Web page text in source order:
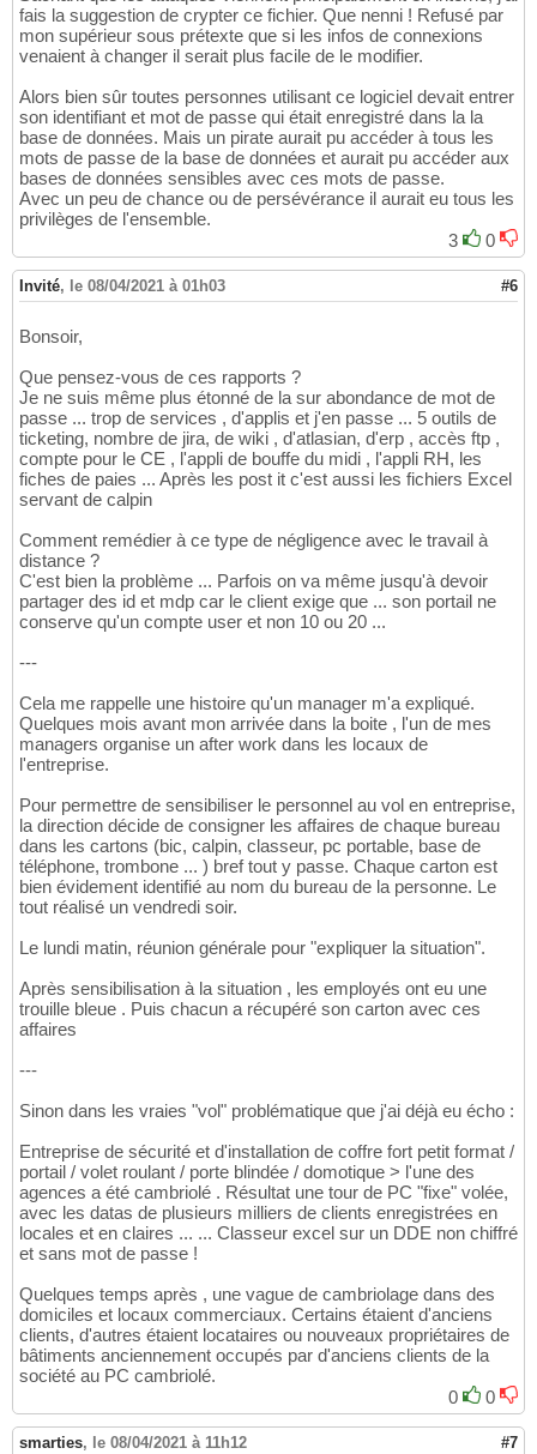
fais la suggestion de crypter ce fichier. Que nenni ! Refusé par
mon supérieur sous prétexte que si les infos de connexions
venaient à changer il serait plus facile de le modifier.
Alors bien sûr toutes personnes utilisant ce logiciel devait entrer
son identifiant et mot de passe qui était enregistré dans la la
base de données. Mais un pirate aurait pu accéder à tous les
mots de passe de la base de données et aurait pu accéder aux
bases de données sensibles avec ces mots de passe.
Avec un peu de chance ou de persévérance il aurait eu tous les
privilèges de l'ensemble.
3
0
Invité, le 08/04/2021 à 01h03 #6
Bonsoir,
Que pensez-vous de ces rapports ?
Je ne suis même plus étonné de la sur abondance de mot de
passe ... trop de services , d'applis et j'en passe ... 5 outils de
ticketing, nombre de jira, de wiki , d'atlasian, d'erp , accès ftp ,
compte pour le CE , l'appli de bouffe du midi , l'appli RH, les
fiches de paies ... Après les post it c'est aussi les fichiers Excel
servant de calpin
Comment remédier à ce type de négligence avec le travail à
distance ?
C'est bien la problème ... Parfois on va même jusqu'à devoir
partager des id et mdp car le client exige que ... son portail ne
conserve qu'un compte user et non 10 ou 20 ...
---
Cela me rappelle une histoire qu'un manager m'a expliqué.
Quelques mois avant mon arrivée dans la boite , l'un de mes
managers organise un after work dans les locaux de
l'entreprise.
Pour permettre de sensibiliser le personnel au vol en entreprise,
la direction décide de consigner les affaires de chaque bureau
dans les cartons (bic, calpin, classeur, pc portable, base de
téléphone, trombone ... ) bref tout y passe. Chaque carton est
bien évidement identifié au nom du bureau de la personne. Le
tout réalisé un vendredi soir.
Le lundi matin, réunion générale pour "expliquer la situation".
Après sensibilisation à la situation , les employés ont eu une
trouille bleue . Puis chacun a récupéré son carton avec ces
affaires
---
Sinon dans les vraies "vol" problématique que j'ai déjà eu écho :
Entreprise de sécurité et d'installation de coffre fort petit format /
portail / volet roulant / porte blindée / domotique > l'une des
agences a été cambriolé . Résultat une tour de PC "fixe" volée,
avec les datas de plusieurs milliers de clients enregistrées en
locales et en claires ... ... Classeur excel sur un DDE non chiffré
et sans mot de passe !
Quelques temps après , une vague de cambriolage dans des
domiciles et locaux commerciaux. Certains étaient d'anciens
clients, d'autres étaient locataires ou nouveaux propriétaires de
bâtiments anciennement occupés par d'anciens clients de la
société au PC cambriolé.
0
0
smarties, le 08/04/2021 à 11h12 #7